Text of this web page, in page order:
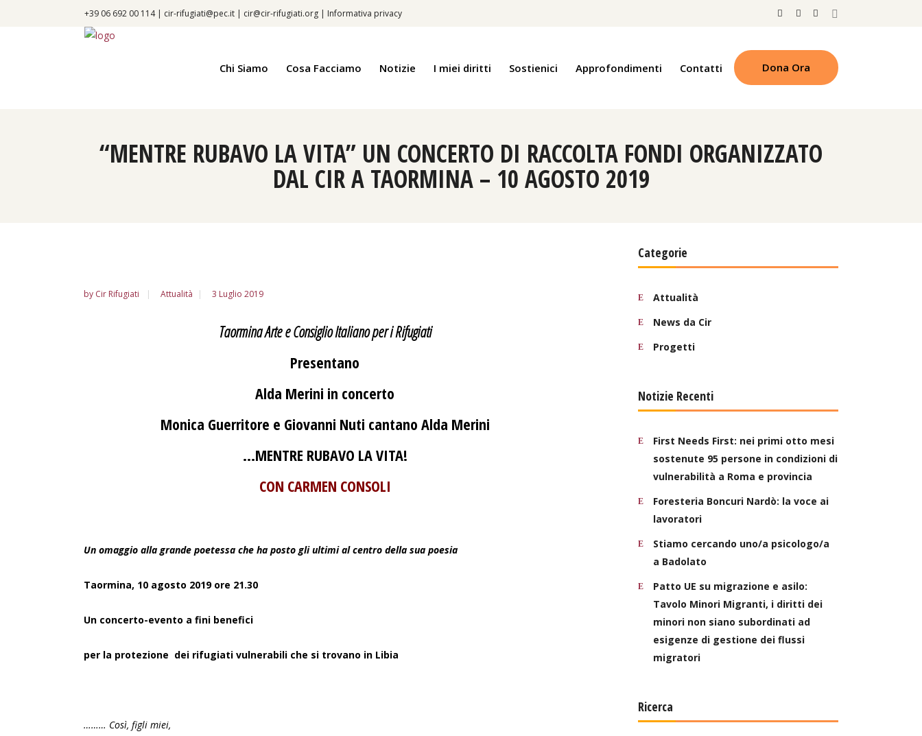
+39 06 692 00 114 | cir-rifugiati@pec.it | cir@cir-rifugiati.org | Informativa privacy
Chi Siamo Cosa Facciamo Notizie I miei diritti Sostienici Approfondimenti Contatti Dona Ora
“MENTRE RUBAVO LA VITA” UN CONCERTO DI RACCOLTA FONDI ORGANIZZATO
DAL CIR A TAORMINA – 10 AGOSTO 2019
by Cir Rifugiati Attualità 3 Luglio 2019
Taormina Arte e Consiglio Italiano per i Rifugiati
Presentano
Alda Merini in concerto
Monica Guerritore e Giovanni Nuti cantano Alda Merini
…MENTRE RUBAVO LA VITA!
CON CARMEN CONSOLI
Un omaggio alla grande poetessa che ha posto gli ultimi al centro della sua poesia
Taormina, 10 agosto 2019 ore 21.30
Un concerto-evento a fini benefici
per la protezione dei rifugiati vulnerabili che si trovano in Libia
……… Così, figli miei,
Categorie
Attualità
News da Cir
Progetti
Notizie Recenti
First Needs First: nei primi otto mesi
sostenute 95 persone in condizioni di
vulnerabilità a Roma e provincia
Foresteria Boncuri Nardò: la voce ai
lavoratori
Stiamo cercando uno/a psicologo/a
a Badolato
Patto UE su migrazione e asilo:
Tavolo Minori Migranti, i diritti dei
minori non siano subordinati ad
esigenze di gestione dei flussi
migratori
Ricerca